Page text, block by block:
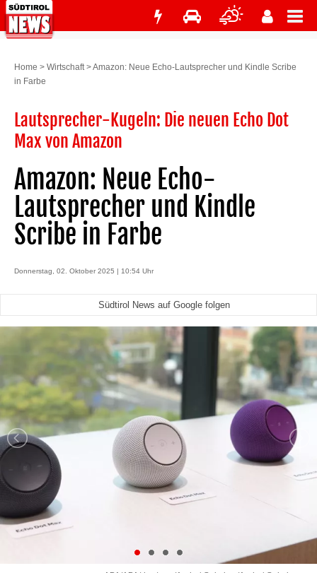
Home > Wirtschaft>Amazon: Neue Echo-Lautsprecher und Kindle Scribe
in Farbe
Lautsprecher-Kugeln: Die neuen Echo Dot
Max von Amazon
Amazon: Neue Echo-
Lautsprecher und Kindle
Scribe in Farbe
Donnerstag, 02. Oktober 2025 | 10:54 Uhr
Südtirol News auf Google folgen